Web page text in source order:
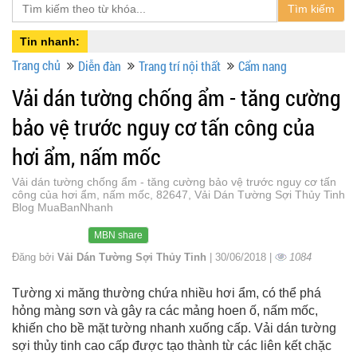
Tìm kiếm
Tin nhanh:
Trang chủ Diễn đàn Trang trí nội thất Cẩm nang
Vải dán tường chống ẩm - tăng cường
bảo vệ trước nguy cơ tấn công của
hơi ẩm, nấm mốc
Vải dán tường chống ẩm - tăng cường bảo vệ trước nguy cơ tấn
công của hơi ẩm, nấm mốc, 82647, Vải Dán Tường Sợi Thủy Tinh
Blog MuaBanNhanh
MBN share
Đăng bởi Vải Dán Tường Sợi Thủy Tinh | 30/06/2018 | 1084
Tường xi măng thường chứa nhiều hơi ẩm, có thể phá
hỏng màng sơn và gây ra các mảng hoen ố, nấm mốc,
khiến cho bề mặt tường nhanh xuống cấp. Vải dán tường
sợi thủy tinh cao cấp được tạo thành từ các liên kết chặc